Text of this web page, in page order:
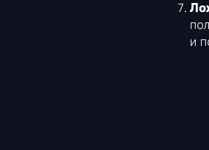
и